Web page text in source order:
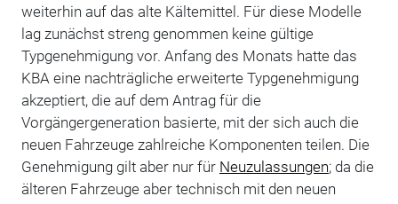
weiterhin auf das alte Kältemittel. Für diese Modelle
lag zunächst streng genommen keine gültige
Typgenehmigung vor. Anfang des Monats hatte das
KBA eine nachträgliche erweiterte Typgenehmigung
akzeptiert, die auf dem Antrag für die
Vorgängergeneration basierte, mit der sich auch die
neuen Fahrzeuge zahlreiche Komponenten teilen. Die
Genehmigung gilt aber nur für Neuzulassungen; da die
älteren Fahrzeuge aber technisch mit den neuen